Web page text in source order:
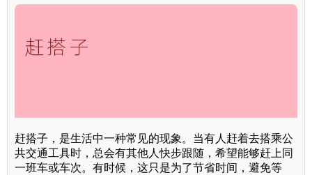
赶搭子，是生活中一种常见的现象。当有人赶着去搭乘公
共交通工具时，总会有其他人快步跟随，希望能够赶上同
一班车或车次。有时候，这只是为了节省时间，避免等